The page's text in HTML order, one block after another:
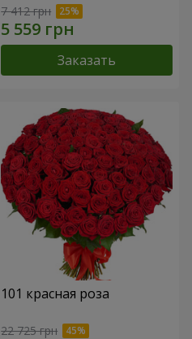
7 412 грн
Заказать
101 красная роза
22 725 грн